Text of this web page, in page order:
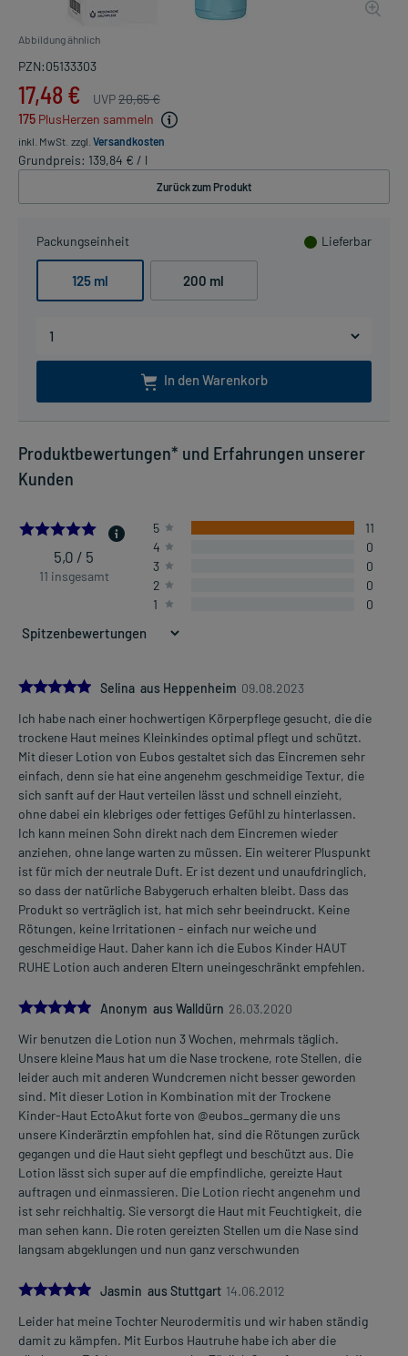
Abbildung ähnlich
PZN:05133303
17,48 € UVP20,65 €
175 PlusHerzen sammeln
inkl. MwSt. zzgl. Versandkosten
Grundpreis: 139,84 € / l
Zurück zum Produkt
Packungseinheit Lieferbar
125 ml 200 ml
In den Warenkorb
Produktbewertungen* und Erfahrungen unserer
Kunden
5.0
5,0 / 5
11 insgesamt
5
11
4
0
3
0
2
0
1
0
5.0
Selina aus Heppenheim 09.08.2023
Ich habe nach einer hochwertigen Körperpflege gesucht, die die
trockene Haut meines Kleinkindes optimal pflegt und schützt.
Mit dieser Lotion von Eubos gestaltet sich das Eincremen sehr
einfach, denn sie hat eine angenehm geschmeidige Textur, die
sich sanft auf der Haut verteilen lässt und schnell einzieht,
ohne dabei ein klebriges oder fettiges Gefühl zu hinterlassen.
Ich kann meinen Sohn direkt nach dem Eincremen wieder
anziehen, ohne lange warten zu müssen. Ein weiterer Pluspunkt
ist für mich der neutrale Duft. Er ist dezent und unaufdringlich,
so dass der natürliche Babygeruch erhalten bleibt. Dass das
Produkt so verträglich ist, hat mich sehr beeindruckt. Keine
Rötungen, keine Irritationen - einfach nur weiche und
geschmeidige Haut. Daher kann ich die Eubos Kinder HAUT
RUHE Lotion auch anderen Eltern uneingeschränkt empfehlen.
5.0Anonym aus Walldürn 26.03.2020
Wir benutzen die Lotion nun 3 Wochen, mehrmals täglich.
Unsere kleine Maus hat um die Nase trockene, rote Stellen, die
leider auch mit anderen Wundcremen nicht besser geworden
sind. Mit dieser Lotion in Kombination mit der Trockene
Kinder-Haut EctoAkut forte von @eubos_germany die uns
unsere Kinderärztin empfohlen hat, sind die Rötungen zurück
gegangen und die Haut sieht gepflegt und beschützt aus. Die
Lotion lässt sich super auf die empfindliche, gereizte Haut
auftragen und einmassieren. Die Lotion riecht angenehm und
ist sehr reichhaltig. Sie versorgt die Haut mit Feuchtigkeit, die
man sehen kann. Die roten gereizten Stellen um die Nase sind
langsam abgeklungen und nun ganz verschwunden
5.0
Jasmin aus Stuttgart 14.06.2012
Leider hat meine Tochter Neurodermitis und wir haben ständig
damit zu kämpfen. Mit Eurbos Hautruhe habe ich aber die